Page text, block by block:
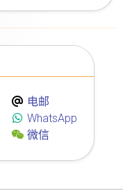
电邮
WhatsApp
微信